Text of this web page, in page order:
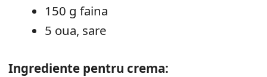
150 g faina
5 oua, sare
Ingrediente pentru crema: